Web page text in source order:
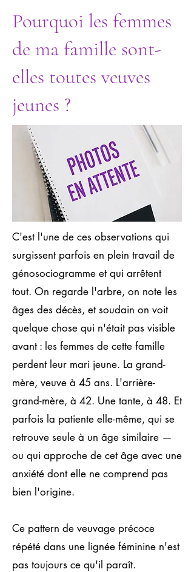
Pourquoi les femmes
de ma famille sont-
elles toutes veuves
jeunes ?
C'est l'une de ces observations qui
surgissent parfois en plein travail de
génosociogramme et qui arrêtent
tout. On regarde l'arbre, on note les
âges des décès, et soudain on voit
quelque chose qui n'était pas visible
avant : les femmes de cette famille
perdent leur mari jeune. La grand-
mère, veuve à 45 ans. L'arrière-
grand-mère, à 42. Une tante, à 48. Et
parfois la patiente elle-même, qui se
retrouve seule à un âge similaire —
ou qui approche de cet âge avec une
anxiété dont elle ne comprend pas
bien l'origine.
Ce pattern de veuvage précoce
répété dans une lignée féminine n'est
pas toujours ce qu'il paraît.